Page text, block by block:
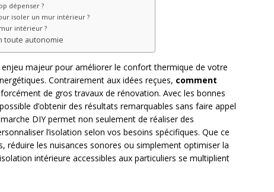
dépenser ?
isoler un mur intérieur ?
intérieur ?
toute autonomie
enjeu majeur pour améliorer le confort thermique de votre
Contrairement aux idées reçues, comment
de gros travaux de rénovation. Avec les bonnes
d’obtenir des résultats remarquables sans faire appel
DIY permet non seulement de réaliser des
l’isolation selon vos besoins spécifiques. Que ce
les nuisances sonores ou simplement optimiser la
intérieure accessibles aux particuliers se multiplient